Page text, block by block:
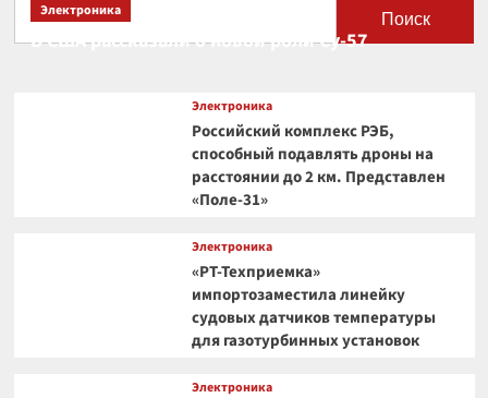
Поиск
Электроника
В США рассказали о новой роли Су-57
Электроника
Российский комплекс РЭБ,
способный подавлять дроны на
расстоянии до 2 км. Представлен
«Поле-31»
Электроника
«РТ-Техприемка»
импортозаместила линейку
судовых датчиков температуры
для газотурбинных установок
Электроника